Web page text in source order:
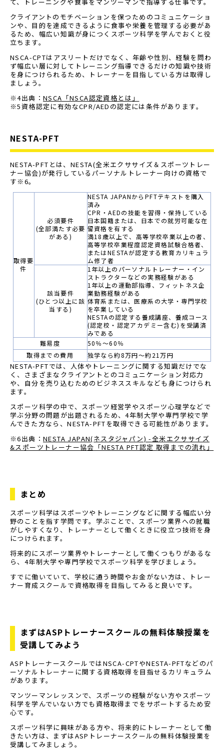
クライアントのモチベーションを保つためのコミュニケーショ
ンや、目的を達成できるように食事や栄養を管理する必要があ
るため、幅広い知識が身につくスポーツ科学を学んでおくと役
立ちます。
NSCA-CPTはアスリートだけでなく、年齢や性別、経験を問わ
ず幅広い層に対してトレーニング指導できるだけの知識や技術
を身につけられるため、トレーナーを目指している方は取得し
ましょう。
※4出典： NSCA「NSCA認定資格とは」
※5資格認定に有効なCPR/AEDの認定には条件があります。
NESTA-PFT
NESTA-PFTとは、NESTA(全米エクササイズ＆スポーツトレー
ナー協会)が発行しているパーソナルトレーナー向けの資格で
す※6。
取得要
件
必須要件
(全部満たす必要
がある)
NESTA JAPANからPFTテキストを購入
済み
CPR・AEDの技能を習得・保持している
日本国籍または、日本での就労可能な在
留資格を有する
満18歳以上で、高等学校卒業以上の者、
高等学校卒業程度認定資格試験合格者、
またはNESTAが認定する教育カリキュラ
ム修了者
該当要件
(ひとつ以上に該
当する)
1年以上のパーソナルトレーナー・イン
ストラクターなどの実務経験がある
1年以上の運動部指導、フィットネス企
業勤務経験がある
体育系または、医療系の大学・専門学校
を卒業している
NESTAの認定する養成講座、養成コース
(認定校・認定アカデミー含む)を受講済
みである
難易度
50％～60％
取得までの費用
独学なら約8万円～約21万円
NESTA-PFTでは、人体やトレーニングに関する知識だけでな
く、さまざまなクライアントとのコミュニケーション対応力
や、自分を売り込むためのビジネススキルなども身につけられ
ます。
スポーツ科学の中で、スポーツ経営学やスポーツ心理学などで
学ぶ分野の問題が出題されるため、4年制大学や専門学校で学
んできた方なら、NESTA-PFTを取得できる可能性があります。
※6出典： NESTA JAPAN(ネスタジャパン) -全米エクササイズ
&スポーツトレーナー協会「NESTA PFT認定 取得までの流れ」
まとめ
スポーツ科学はスポーツやトレーニングなどに関する幅広い分
野のことを指す学問です。学ぶことで、スポーツ業界への就職
がしやすくなり、トレーナーとして働くときに役立つ技術を身
につけられます。
将来的にスポーツ業界やトレーナーとして働くつもりがあるな
ら、4年制大学や専門学校でスポーツ科学を学びましょう。
すでに働いていて、学校に通う時間やお金がない方は、トレー
ナー育成スクールで資格取得を目指してみると良いです。
まずはASPトレーナースクールの無料体験授業を
受講してみよう
ASPトレーナースクールではNSCA-CPTやNESTA-PFTなどのパ
ーソナルトレーナーに関する資格取得を目指せるカリキュラム
があります。
マンツーマンレッスンで、スポーツの経験がない方やスポーツ
科学を学んでいない方でも資格取得までをサポートするため安
心です。
スポーツ科学に興味がある方や、将来的にトレーナーとして働
きたい方は、まずはASPトレーナースクールの無料体験授業を
受講してみましょう。